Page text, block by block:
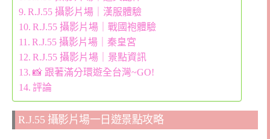
R.J.55 攝影片場｜漢服體驗
R.J.55 攝影片場｜戰國袍體驗
R.J.55 攝影片場｜秦皇宮
R.J.55 攝影片場｜景點資訊
📸 跟著滿分環遊全台灣~GO!
評論
R.J.55 攝影片場一日遊景點攻略